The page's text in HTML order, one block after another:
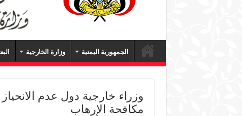
الجمهورية اليمنية وزارة الخارجية
وزراء خارجية دول عدم
مكافحة الإرهاب